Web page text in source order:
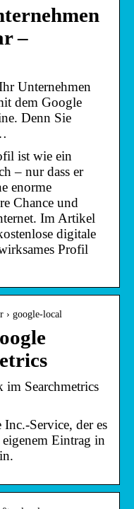
–
Unternehmen
dem Google
Denn Sie
ist wie ein
– nur dass er
enorme
Chance und
Im Artikel
digitale
Profil
› google-local
Searchmetrics
Service, der es
Eintrag in